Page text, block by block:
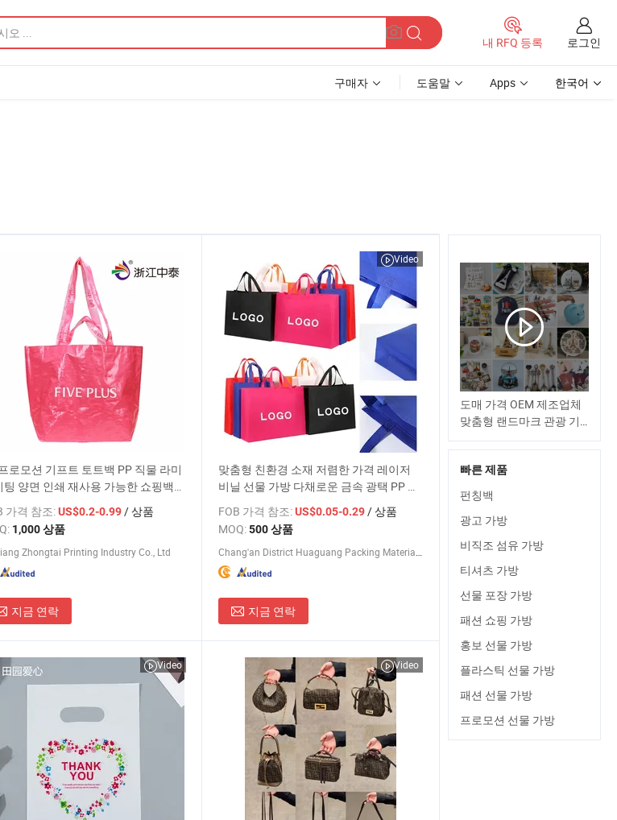
내 RFQ 등록 로그인
구매자 도움말 Apps 한국어
로모션 기프트 토트백 PP 직물 라미
팅 양면 인쇄 재사용 가능한 쇼핑백
가격
가격 참조:US$0.2-0.99/ 상품
1,000 상품
Zhongtai Printing Industry Co., Ltd
지금 연락
Video
맞춤형 친환경 소재 저렴한 가격 레이저
비닐 선물 가방 다채로운 금속 광택 PP 라
미네이트 비닐 토트백
FOB 가격 참조:US$0.05-0.29/ 상품
MOQ:500 상품
지금 연락
Video Video
도매 가격 OEM 제조업체
맞춤형 랜드마크 관광 기
념품 판촉 제품 쇼핑 패션
캔버스 면 기념품 맞춤형
토트백 공장
빠른 제품
펀칭백
광고 가방
비직조 섬유 가방
티셔츠 가방
선물 포장 가방
패션 쇼핑 가방
홍보 선물 가방
플라스틱 선물 가방
패션 선물 가방
프로모션 선물 가방